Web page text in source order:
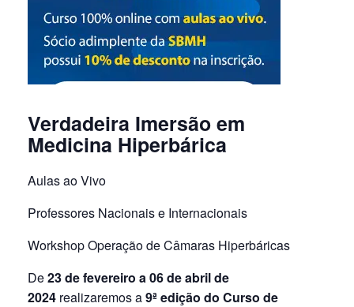
Verdadeira Imersão em
Medicina Hiperbárica
Aulas ao Vivo
Professores Nacionais e Internacionais
Workshop Operação de Câmaras Hiperbáricas
De23 de fevereiro a 06 de abril de
2024 realizaremos a9ª edição do Curso de